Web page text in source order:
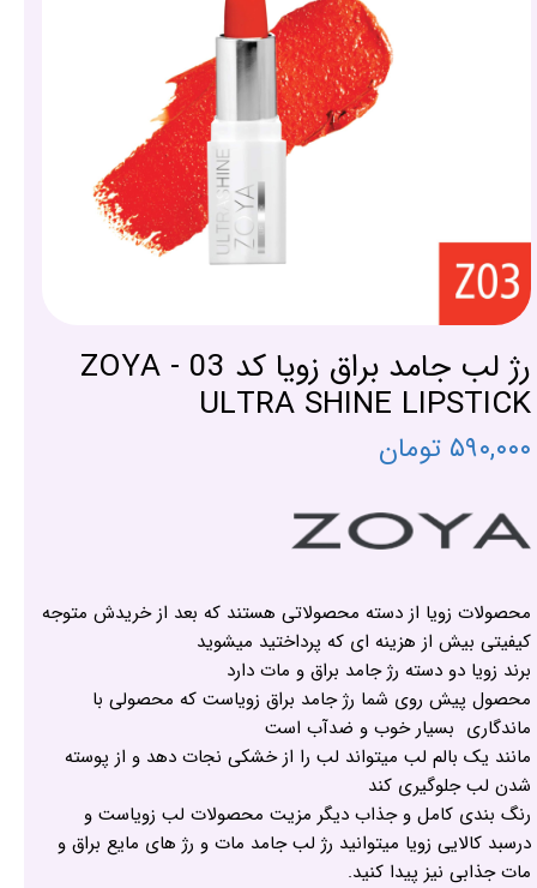
رژ لب جامد براق زویا کد 03 - ZOYA
ULTRA SHINE LIPSTICK
۵۹۰,۰۰۰ تومان
محصولات زویا از دسته محصولاتی هستند که بعد از خریدش متوجه
کیفیتی بیش از هزینه ای که پرداختید میشوید
برند زویا دو دسته رژ جامد براق و مات دارد
محصول پیش روی شما رژ جامد براق زویاست که محصولی با
ماندگاری بسیار خوب و ضدآب است
مانند یک بالم لب میتواند لب را از خشکی نجات دهد و از پوسته
شدن لب جلوگیری کند
رنگ بندی کامل و جذاب دیگر مزیت محصولات لب زویاست و
درسبد کالایی زویا میتوانید رژ لب جامد مات و رژ های مایع براق و
مات جذابی نیز پیدا کنید.